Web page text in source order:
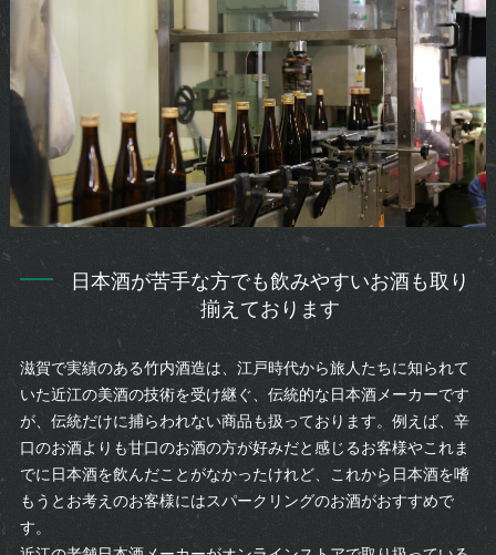
日本酒が苦手な方でも飲みやすいお酒も取り
揃えております
滋賀で実績のある竹内酒造は、江戸時代から旅人たちに知られて
いた近江の美酒の技術を受け継ぐ、伝統的な日本酒メーカーです
が、伝統だけに捕らわれない商品も扱っております。例えば、辛
口のお酒よりも甘口のお酒の方が好みだと感じるお客様やこれま
でに日本酒を飲んだことがなかったけれど、これから日本酒を嗜
もうとお考えのお客様にはスパークリングのお酒がおすすめで
す。